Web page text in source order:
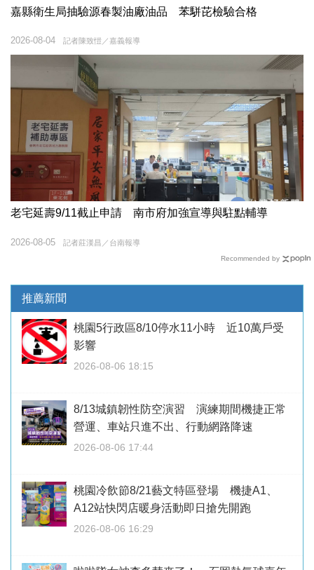
嘉縣衛生局抽驗源春製油廠油品 苯駢芘檢驗合格
記者陳致愷／嘉義報導
2026-08-04
老宅延壽9/11截止申請 南市府加強宣導與駐點輔導
記者莊漢昌／台南報導
2026-08-05
Recommended by
推薦新聞
桃園5行政區8/10停水11小時 近10萬戶受
影響
2026-08-06 18:15
8/13城鎮韌性防空演習 演練期間機捷正常
營運、車站只進不出、行動網路降速
2026-08-06 17:44
桃園冷飲節8/21藝文特區登場 機捷A1、
A12站快閃店暖身活動即日搶先開跑
2026-08-06 16:29